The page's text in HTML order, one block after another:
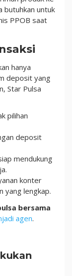
butuhkan untuk
PPOB saat
hanya
deposit yang
Star Pulsa
pilihan
deposit
mendukung
konter
yang lengkap.
bersama
agen.